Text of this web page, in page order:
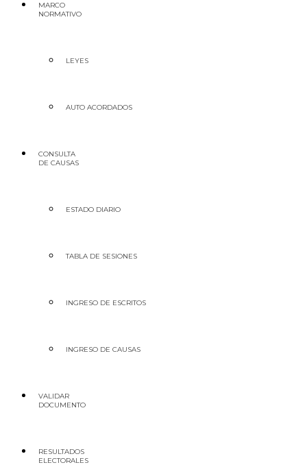
MARCO
NORMATIVO
LEYES
AUTO ACORDADOS
CONSULTA
DE CAUSAS
ESTADO DIARIO
TABLA DE SESIONES
INGRESO DE ESCRITOS
INGRESO DE CAUSAS
VALIDAR
DOCUMENTO
RESULTADOS
ELECTORALES